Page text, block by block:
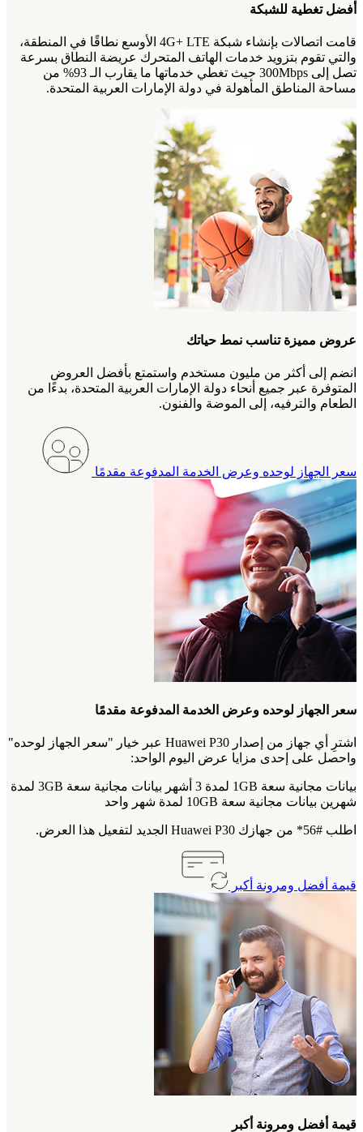
أفضل تغطية للشبكة
قامت اتصالات بإنشاء شبكة 4G+ LTE الأوسع نطاقًا في المنطقة،
والتي تقوم بتزويد خدمات الهاتف المتحرك عريضة النطاق بسرعة
تصل إلى 300Mbps حيث تغطي خدماتها ما يقارب الـ 93% من
مساحة المناطق المأهولة في دولة الإمارات العربية المتحدة.
عروض مميزة تناسب نمط حياتك
انضم إلى أكثر من مليون مستخدم واستمتع بأفضل العروض
المتوفرة عبر جميع أنحاء دولة الإمارات العربية المتحدة، بدءًا من
الطعام والترفيه، إلى الموضة والفنون.
سعر الجهاز لوحده وعرض الخدمة المدفوعة مقدمًا‎
سعر الجهاز لوحده وعرض الخدمة المدفوعة مقدمًا‎
اشترِ أي جهاز من إصدار Huawei P30 عبر خيار "سعر الجهاز لوحده"
واحصل على إحدى مزايا عرض اليوم الواحد:
بيانات مجانية سعة 1GB لمدة 3 أشهر بيانات مجانية سعة 3GB لمدة
شهرين بيانات مجانية سعة 10GB لمدة شهر واحد
اطلب #56* من جهازك Huawei P30 الجديد لتفعيل هذا العرض.
قيمة أفضل ومرونة أكبر
قيمة أفضل ومرونة أكبر